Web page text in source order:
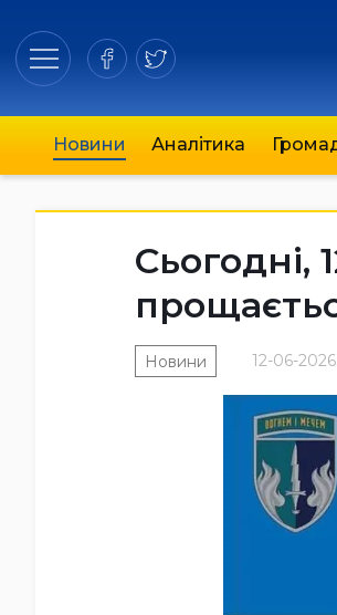
Новини Аналітика
Сьогодні,
12-06-
Новини